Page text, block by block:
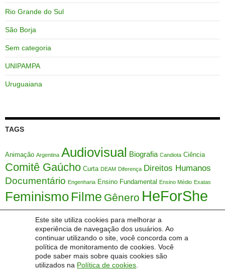
Este site utiliza cookies para melhorar a
experiência de navegação dos usuários. Ao
continuar utilizando o site, você concorda com a
política de monitoramento de cookies. Você
pode saber mais sobre quais cookies são
utilizados na Política de cookies
Rio Grande do Sul
São Borja
Sem categoria
UNIPAMPA
Uruguaiana
TAGS
Animação Argentina Audiovisual Biografia Candiota Ciência
Comitê Gaúcho Curta DEAM Diferença Direitos Humanos
Documentário Engenharia Ensino Fundamental Ensino Médio Exatas
Feminismo Filme Gênero HeForShe
HFS IDEB Interseccionalidade Justiça LEVIS Marcador Social
Meio Ambiente Metodologia Ativa Mulher Márcia Maria Lucchese
Mulheres Orientação Sexual SAMVV Sexualidade Sociedade
Temas Transversais Themis UFSC Uruguai Étnico
Desenvolvimento de Escola Básica